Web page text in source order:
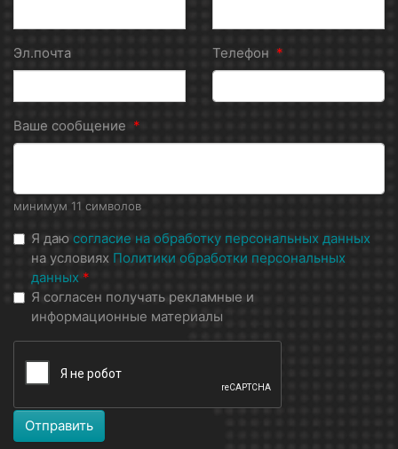
Эл.почта Телефон *
Ваше сообщение *
минимум 11 символов
Я даю согласие на обработку персональных данных
на условиях Политики обработки персональных
данных *
Я согласен получать рекламные и
информационные материалы
Отправить